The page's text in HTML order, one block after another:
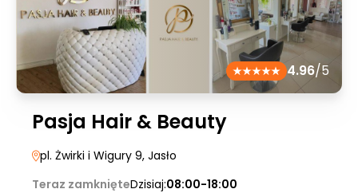
4.96/5
Pasja Hair & Beauty
pl. Żwirki i Wigury 9, Jasło
Teraz zamknięteDzisiaj:08:00-18:00